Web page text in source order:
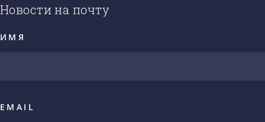
Новости на почту
ИМЯ
EMAIL